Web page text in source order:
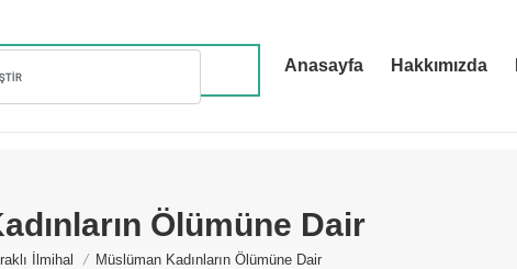
Anasayfa Hakkımızda
Ölümüne Dair
İlmihal Müslüman Kadınların Ölümüne Dair